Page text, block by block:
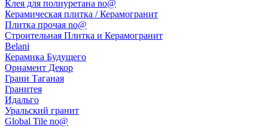
Клея для полиуретана no@
Керамическая плитка / Керамогранит
Плитка прочая no@
Строительная Плитка и Керамогранит
Belani
Керамика Будущего
Орнамент Декор
Грани Таганая
Гранитея
Идальго
Уральский гранит
Global Tile no@